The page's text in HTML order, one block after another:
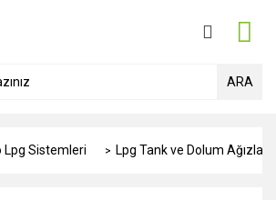
ARA
Lpg Sistemleri Lpg Tank ve Dolum Ağızları